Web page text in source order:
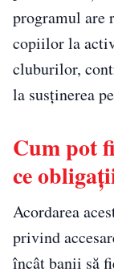
programul are
copiilor la
cluburilor,
la susținerea
Cum pot
ce
Acordarea
privind
încât banii să